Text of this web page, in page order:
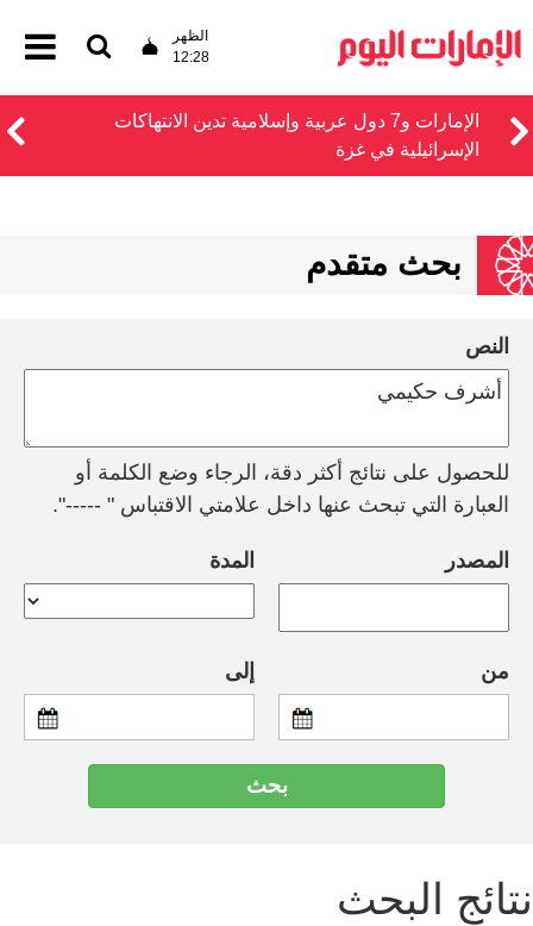
الظهر
12:28
الإمارات و7 دول عربية وإسلامية تدين الانتهاكات
الإسرائيلية في غزة
بحث متقدم
النص
للحصول على نتائج أكثر دقة، الرجاء وضع الكلمة أو
العبارة التي تبحث عنها داخل علامتي الاقتباس " -----".
المصدر المدة
من إلى
نتائج البحث